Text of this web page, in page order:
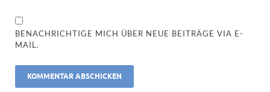
BENACHRICHTIGE MICH ÜBER NEUE BEITRÄGE VIA E-
MAIL.